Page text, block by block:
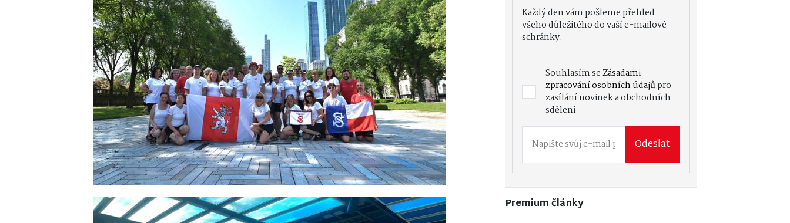
Každý den vám pošleme přehled
všeho důležitého do vaší e-mailové
schránky.
Souhlasím seZásadami
zpracování osobních údajůpro
zasílání novinek a obchodních
sdělení
Odeslat
Premium články